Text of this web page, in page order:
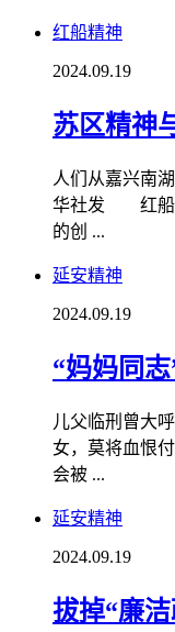
红船精神
2024.09.19
苏区精神
人们从嘉兴南
华社发 红船
的创 ...
延安精神
2024.09.19
“妈妈同志
儿父临刑曾大
女，莫将血恨
会被 ...
延安精神
2024.09.19
拔掉“廉